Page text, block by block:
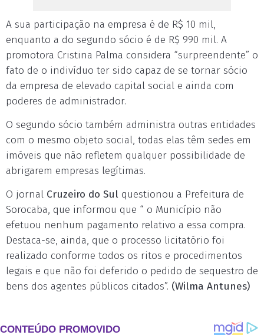
A sua participação na empresa é de R$ 10 mil,
enquanto a do segundo sócio é de R$ 990 mil. A
promotora Cristina Palma considera “surpreendente” o
fato de o indivíduo ter sido capaz de se tornar sócio
da empresa de elevado capital social e ainda com
poderes de administrador.
O segundo sócio também administra outras entidades
com o mesmo objeto social, todas elas têm sedes em
imóveis que não refletem qualquer possibilidade de
abrigarem empresas legítimas.
O jornal Cruzeiro do Sul questionou a Prefeitura de
Sorocaba, que informou que “ o Município não
efetuou nenhum pagamento relativo a essa compra.
Destaca-se, ainda, que o processo licitatório foi
realizado conforme todos os ritos e procedimentos
legais e que não foi deferido o pedido de sequestro de
bens dos agentes públicos citados”. (Wilma Antunes)